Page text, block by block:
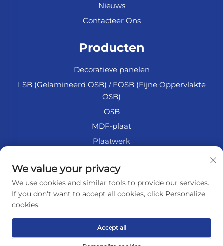
Nieuws
Contacteer Ons
Producten
Decoratieve panelen
LSB (Gelamineerd OSB) / FOSB (Fijne Oppervlakte
OSB)
OSB
MDF-plaat
Plaatwerk
Fiberplaat
Accessoires
Privacybeleid
We value your privacy
We use cookies and similar tools to provide our services.
If you don't want to accept all cookies, click Personalize
cookies.
Accept all